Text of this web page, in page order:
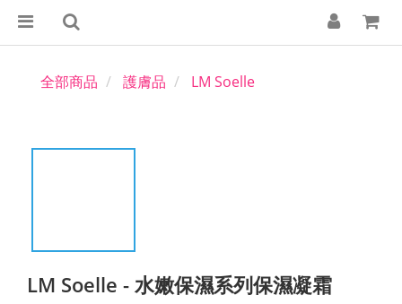
全部商品 護膚品 LM Soelle
LM Soelle - 水嫩保濕系列保濕凝霜